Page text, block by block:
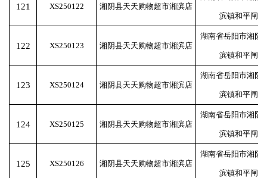
121 XS250122 湘阴县天天购物超市湘滨店
滨镇和平闸
122 XS250123 湘阴县天天购物超市湘滨店
湖南省岳阳市湘阴
滨镇和平闸
123 XS250124 湘阴县天天购物超市湘滨店
湖南省岳阳市湘阴
滨镇和平闸
124 XS250125 湘阴县天天购物超市湘滨店
湖南省岳阳市湘阴
滨镇和平闸
125 XS250126 湘阴县天天购物超市湘滨店
湖南省岳阳市湘阴
滨镇和平闸